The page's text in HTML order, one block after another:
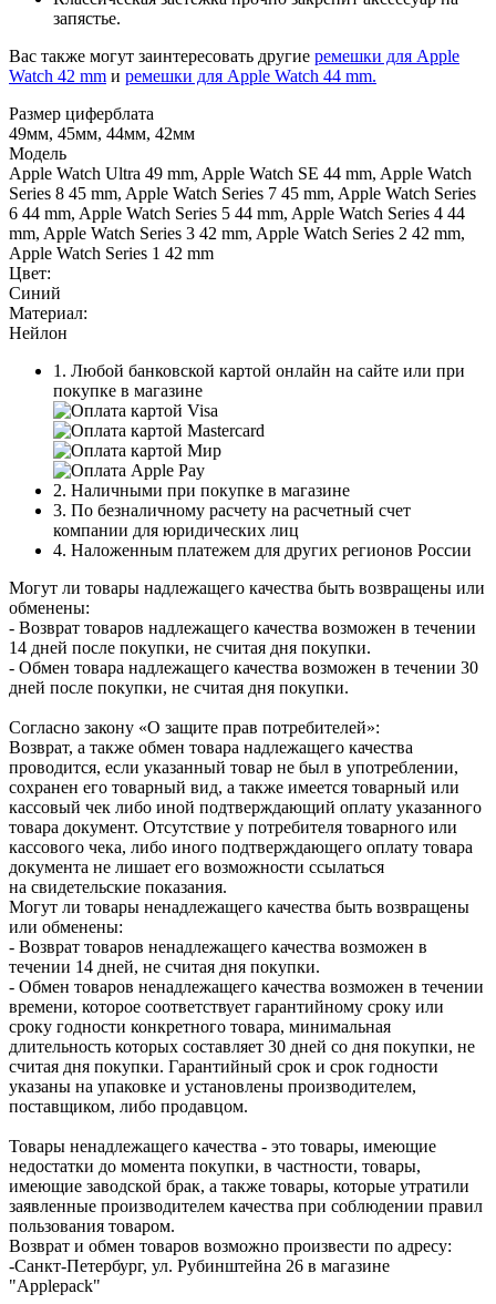
запястье.
Вас также могут заинтересовать другие ремешки для Apple
Watch 42 mm и ремешки для Apple Watch 44 mm.
Размер циферблата
49мм, 45мм, 44мм, 42мм
Модель
Apple Watch Ultra 49 mm, Apple Watch SE 44 mm, Apple Watch
Series 8 45 mm, Apple Watch Series 7 45 mm, Apple Watch Series
6 44 mm, Apple Watch Series 5 44 mm, Apple Watch Series 4 44
mm, Apple Watch Series 3 42 mm, Apple Watch Series 2 42 mm,
Apple Watch Series 1 42 mm
Цвет:
Синий
Материал:
Нейлон
1. Любой банковской картой онлайн на сайте или при
покупке в магазине
2. Наличными при покупке в магазине
3. По безналичному расчету на расчетный счет
компании для юридических лиц
4. Наложенным платежем для других регионов России
Могут ли товары надлежащего качества быть возвращены или
обменены:
- Возврат товаров надлежащего качества возможен в течении
14 дней после покупки, не считая дня покупки.
- Обмен товара надлежащего качества возможен в течении 30
дней после покупки, не считая дня покупки.
Согласно закону «О защите прав потребителей»:
Возврат, а также обмен товара надлежащего качества
проводится, если указанный товар не был в употреблении,
сохранен его товарный вид, а также имеется товарный или
кассовый чек либо иной подтверждающий оплату указанного
товара документ. Отсутствие у потребителя товарного или
кассового чека, либо иного подтверждающего оплату товара
документа не лишает его возможности ссылаться
на свидетельские показания.
Могут ли товары ненадлежащего качества быть возвращены
или обменены:
- Возврат товаров ненадлежащего качества возможен в
течении 14 дней, не считая дня покупки.
- Обмен товаров ненадлежащего качества возможен в течении
времени, которое соответствует гарантийному сроку или
сроку годности конкретного товара, минимальная
длительность которых составляет 30 дней со дня покупки, не
считая дня покупки. Гарантийный срок и срок годности
указаны на упаковке и установлены производителем,
поставщиком, либо продавцом.
Товары ненадлежащего качества - это товары, имеющие
недостатки до момента покупки, в частности, товары,
имеющие заводской брак, а также товары, которые утратили
заявленные производителем качества при соблюдении правил
пользования товаром.
Возврат и обмен товаров возможно произвести по адресу:
-Санкт-Петербург, ул. Рубинштейна 26 в магазине
"Applepack"